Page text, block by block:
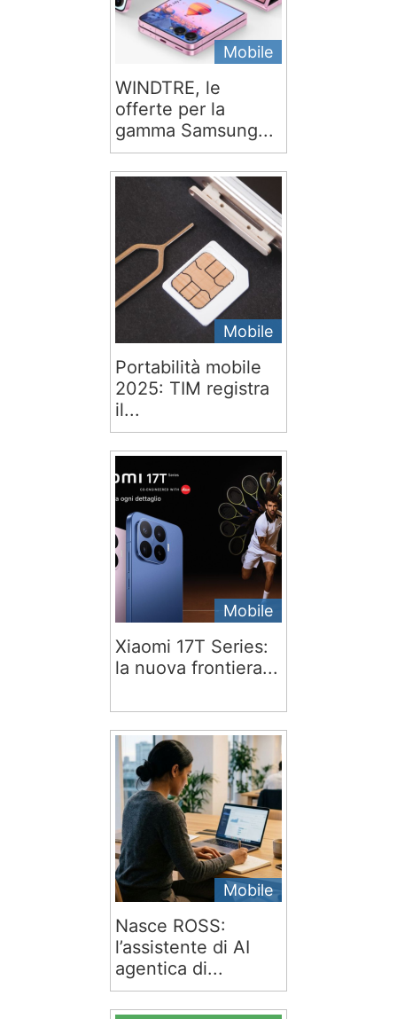
Mobile
WINDTRE, le
offerte per la
gamma Samsung...
Mobile
Portabilità mobile
2025: TIM registra
il...
Mobile
Xiaomi 17T Series:
la nuova frontiera...
Mobile
Nasce ROSS:
l’assistente di AI
agentica di...